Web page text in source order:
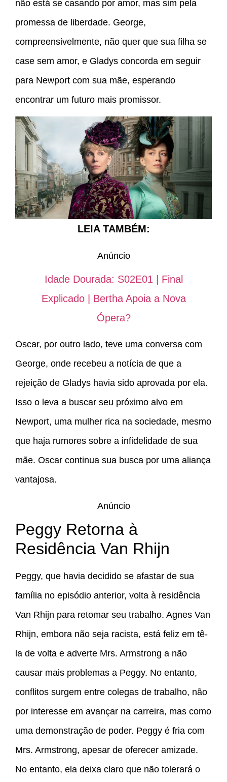
não está se casando por amor, mas sim pela
promessa de liberdade. George,
compreensivelmente, não quer que sua filha se
case sem amor, e Gladys concorda em seguir
para Newport com sua mãe, esperando
encontrar um futuro mais promissor.
LEIA TAMBÉM:
Anúncio
Idade Dourada: S02E01 | Final
Explicado | Bertha Apoia a Nova
Ópera?
Oscar, por outro lado, teve uma conversa com
George, onde recebeu a notícia de que a
rejeição de Gladys havia sido aprovada por ela.
Isso o leva a buscar seu próximo alvo em
Newport, uma mulher rica na sociedade, mesmo
que haja rumores sobre a infidelidade de sua
mãe. Oscar continua sua busca por uma aliança
vantajosa.
Anúncio
Peggy Retorna à
Residência Van Rhijn
Peggy, que havia decidido se afastar de sua
família no episódio anterior, volta à residência
Van Rhijn para retomar seu trabalho. Agnes Van
Rhijn, embora não seja racista, está feliz em tê-
la de volta e adverte Mrs. Armstrong a não
causar mais problemas a Peggy. No entanto,
conflitos surgem entre colegas de trabalho, não
por interesse em avançar na carreira, mas como
uma demonstração de poder. Peggy é fria com
Mrs. Armstrong, apesar de oferecer amizade.
No entanto, ela deixa claro que não tolerará o